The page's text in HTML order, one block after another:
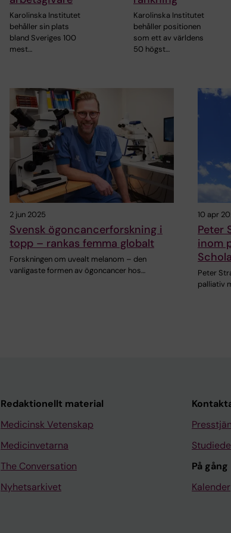
Karolinska Institutet
behåller sin plats
bland Sveriges 100
mest…
Karolinska Institutet
behåller positionen
som ett av världens
50 högst…
2 jun 2025
Svensk ögoncancerforskning i
topp – rankas femma globalt
Forskningen om uvealt melanom – den
vanligaste formen av ögoncancer hos…
10 apr
Peter
inom
Peter
palliativ
Redaktionellt material
Medicinsk Vetenskap
Medicinvetarna
The Conversation
Nyhetsarkivet
På gång
Kalender